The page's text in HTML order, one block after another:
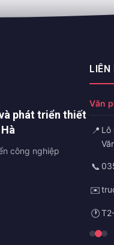
phát triển thiết
công nghiệp
LIÊN
Văn
📍 Lô
📞
✉️
🕐